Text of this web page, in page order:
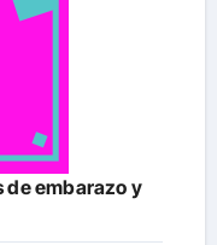
de embarazo y